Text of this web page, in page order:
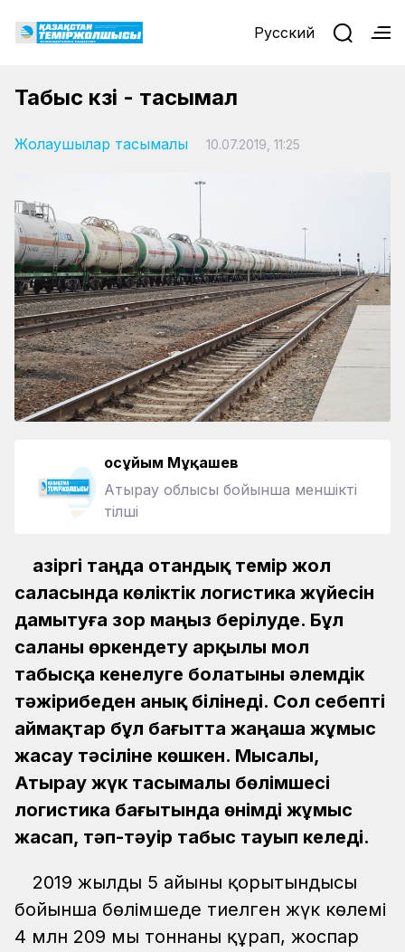
Русский
Табыс көзі - тасымал
Жолаушылар тасымалы 10.07.2019, 11:25
Қосұйым Мұқашев
Атырау облысы бойынша меншікті
тілші
Қазіргі таңда отандық темір жол
саласында көліктік логистика жүйесін
дамытуға зор маңыз берілуде. Бұл
саланы өркендету арқылы мол
табысқа кенелуге болатыны әлемдік
тәжірибеден анық білінеді. Сол себепті
аймақтар бұл бағытта жаңаша жұмыс
жасау тәсіліне көшкен. Мысалы,
Атырау жүк тасымалы бөлімшесі
логистика бағытында өнімді жұмыс
жасап, тәп-тәуір табыс тауып келеді.
2019 жылдың 5 айының қорытындысы
бойынша бөлімшеде тиелген жүк көлемі
4 млн 209 мың тоннаны құрап, жоспар